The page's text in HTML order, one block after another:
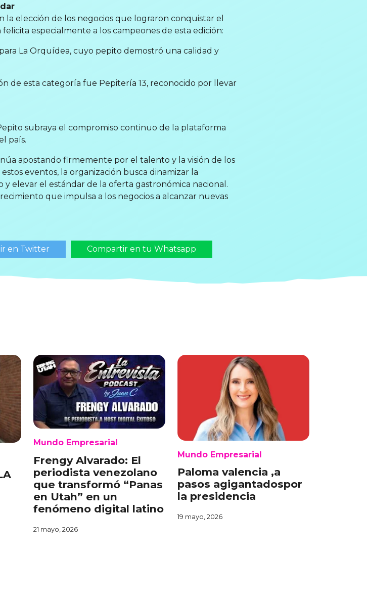
la elección de los negocios que lograron conquistar el
especialmente a los campeones de esta edición:
La Orquídea, cuyo pepito demostró una calidad y
de esta categoría fue Pepitería 13, reconocido por llevar
subraya el compromiso continuo de la plataforma
país.
apostando firmemente por el talento y la visión de los
eventos, la organización busca dinamizar la
elevar el estándar de la oferta gastronómica nacional.
que impulsa a los negocios a alcanzar nuevas
en Twitter Compartir en tu Whatsapp
Mundo Empresarial
Frengy Alvarado: El
periodista venezolano
que transformó “Panas
en Utah” en un
fenómeno digital latino
21 mayo, 2026
Mundo Empresarial
Paloma valencia ,a
pasos agigantadospor
la presidencia
19 mayo, 2026